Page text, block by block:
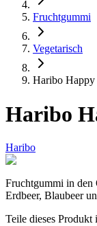
Fruchtgummi
Vegetarisch
Haribo Happy
Haribo
Haribo
Fruchtgummi in den
Erdbeer, Blaubeer
Teile dieses Produkt